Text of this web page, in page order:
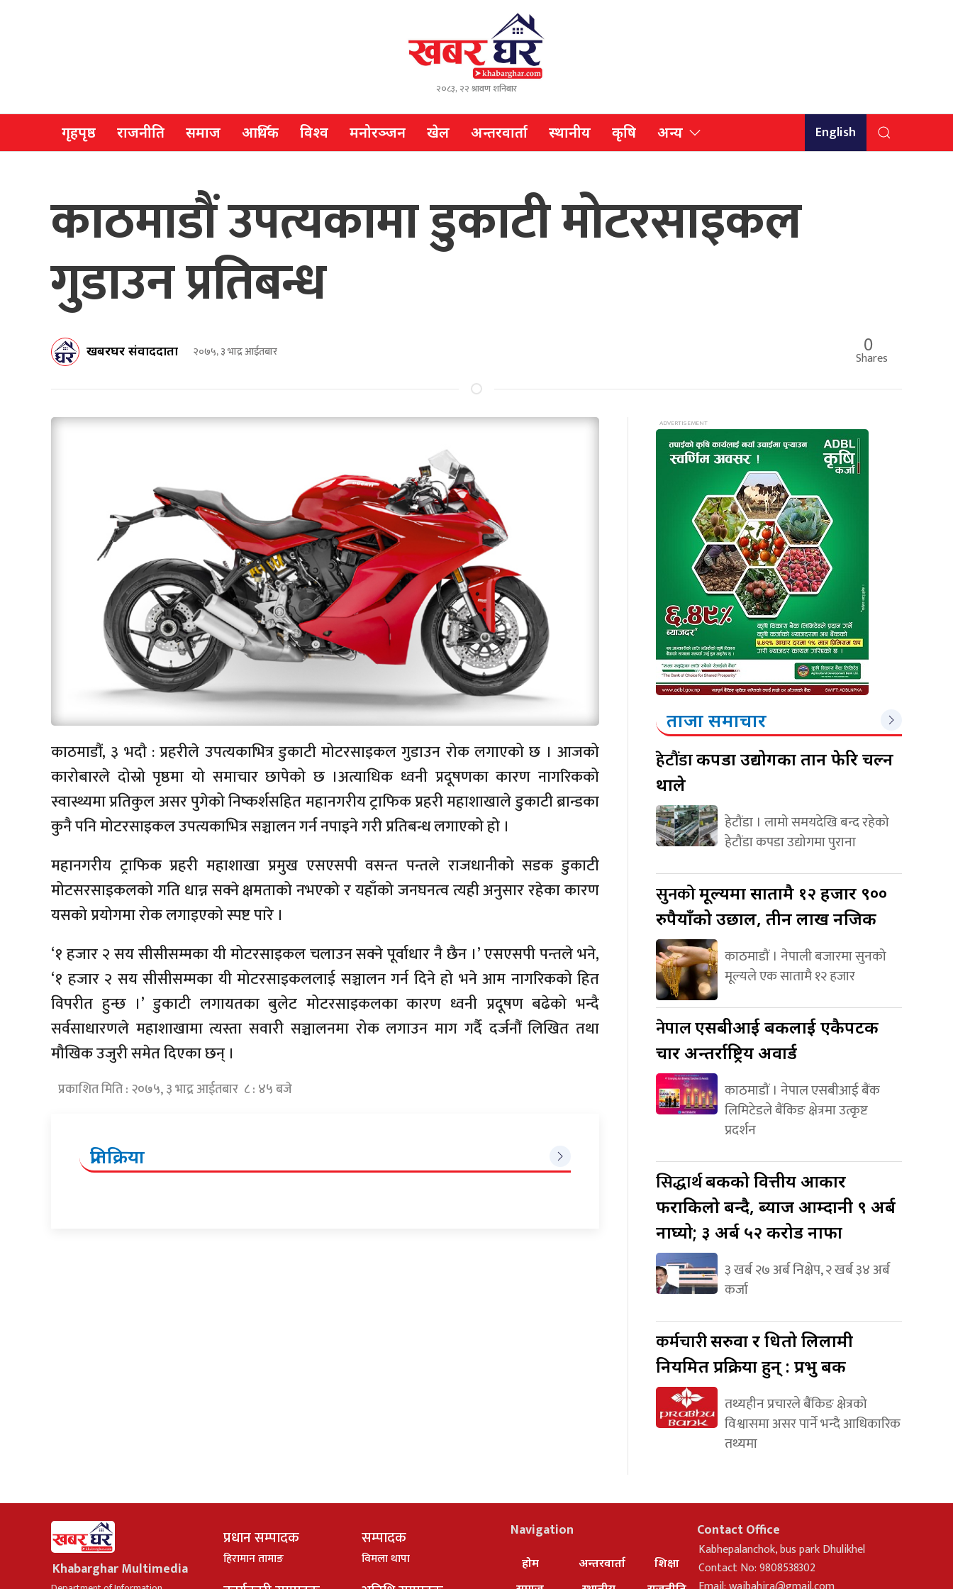
२०८३, २२ श्रावण शनिबार
गृहपृष्ठ राजनीति समाज आर्थिक विश्व मनोरञ्जन खेल अन्तरवार्ता स्थानीय कृषि अन्य English
काठमाडौं उपत्यकामा डुकाटी मोटरसाइकल
गुडाउन प्रतिबन्ध
खबरघर संवाददाता २०७५, ३ भाद्र आईतबार 0
Shares
काठमाडौं, ३ भदौ : प्रहरीले उपत्यकाभित्र डुकाटी मोटरसाइकल गुडाउन रोक लगाएको छ । आजको
कारोबारले दोस्रो पृष्ठमा यो समाचार छापेको छ ।अत्याधिक ध्वनी प्रदूषणका कारण नागरिकको
स्वास्थ्यमा प्रतिकुल असर पुगेको निष्कर्शसहित महानगरीय ट्राफिक प्रहरी महाशाखाले डुकाटी ब्रान्डका
कुनै पनि मोटरसाइकल उपत्यकाभित्र सञ्चालन गर्न नपाइने गरी प्रतिबन्ध लगाएको हो ।
महानगरीय ट्राफिक प्रहरी महाशाखा प्रमुख एसएसपी वसन्त पन्तले राजधानीको सडक डुकाटी
मोटसरसाइकलको गति धान्न सक्ने क्षमताको नभएको र यहाँको जनघनत्व त्यही अनुसार रहेका कारण
यसको प्रयोगमा रोक लगाइएको स्पष्ट पारे ।
‘१ हजार २ सय सीसीसम्मका यी मोटरसाइकल चलाउन सक्ने पूर्वाधार नै छैन ।’ एसएसपी पन्तले भने,
‘१ हजार २ सय सीसीसम्मका यी मोटरसाइकललाई सञ्चालन गर्न दिने हो भने आम नागरिकको हित
विपरीत हुन्छ ।’ डुकाटी लगायतका बुलेट मोटरसाइकलका कारण ध्वनी प्रदूषण बढेको भन्दै
सर्वसाधारणले महाशाखामा त्यस्ता सवारी सञ्चालनमा रोक लगाउन माग गर्दै दर्जनौं लिखित तथा
मौखिक उजुरी समेत दिएका छन् ।
प्रकाशित मिति : २०७५, ३ भाद्र आईतबार ८ : ४५ बजे
प्रतिक्रिया
ताजा समाचार
हेटौंडाकपडा उद्योगका तान फेरि चल्न
थाले
हेटौंडा । लामो समयदेखि बन्द रहेको
हेटौंडा कपडा उद्योगमा पुराना
सुनकोमूल्यमा सातामै १२ हजार ९००
रुपैयाँको उछाल, तीन लाख नजिक
काठमाडौं । नेपाली बजारमा सुनको
मूल्यले एक सातामै १२ हजार
नेपालएसबीआई बैंकलाई एकैपटक
चार अन्तर्राष्ट्रिय अवार्ड
काठमाडौं । नेपाल एसबीआई बैंक
लिमिटेडले बैंकिङ क्षेत्रमा उत्कृष्ट
प्रदर्शन
सिद्धार्थबैंकको वित्तीय आकार
फराकिलो बन्दै, ब्याज आम्दानी ९ अर्ब
नाघ्यो; ३ अर्ब ५२ करोड नाफा
३ खर्ब २७ अर्ब निक्षेप, २ खर्ब ३४ अर्ब
कर्जा
कर्मचारीसरुवा र धितो लिलामी
नियमित प्रक्रिया हुन् : प्रभु बैंक
तथ्यहीन प्रचारले बैंकिङ क्षेत्रको
विश्वासमा असर पार्ने भन्दै आधिकारिक
तथ्यमा
Khabarghar Multimedia
प्रधान सम्पादक
हिरामान तामाङ
सम्पादक
विमला थापा
Navigation
होम
अन्तरवार्ता
शिक्षा
Contact Office
Kabhepalanchok, bus park Dhulikhel
Contact No: 9808538302